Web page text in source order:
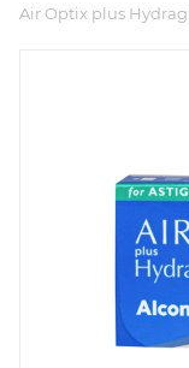
Air Optix plus